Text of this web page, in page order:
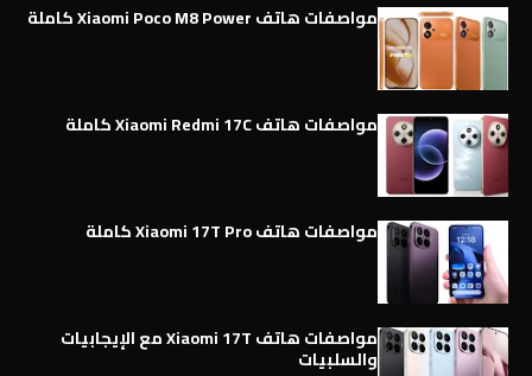
مواصفات هاتف Xiaomi Poco M8 Power كاملة
مواصفات هاتف Xiaomi Redmi 17C كاملة
مواصفات هاتف Xiaomi 17T Pro كاملة
مواصفات هاتف Xiaomi 17T مع الإيجابيات
والسلبيات